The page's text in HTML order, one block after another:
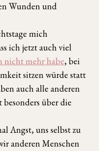
Wunden und
mich
ich jetzt auch viel
nicht mehr habe, bei
sitzen würde statt
auch alle anderen
über die
Angst, uns selbst zu
anderen Menschen